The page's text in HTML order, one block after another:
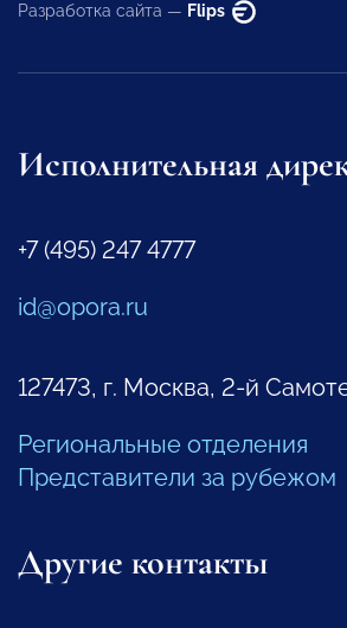
Разработка сайта — Flips
Исполнительная
+7 (495) 247 4777
id@opora.ru
127473, г. Москва, 2-й
Региональные отделения
Представители за рубежом
Другие контакты